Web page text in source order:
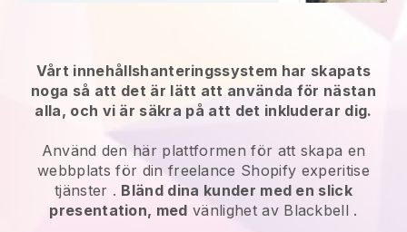
Vårt innehållshanteringssystem har skapats
noga så att det är lätt att använda för nästan
alla, och vi är säkra på att det inkluderar dig.
Använd den här plattformen för att skapa en
webbplats för din freelance Shopify experitise
tjänster . Bländ dina kunder med en slick
presentation, med vänlighet av Blackbell .